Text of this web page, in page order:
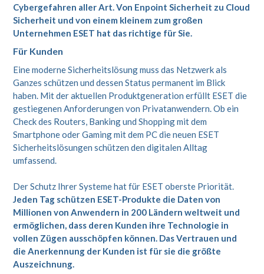
Cybergefahren aller Art. Von Enpoint Sicherheit zu Cloud
Sicherheit und von einem kleinem zum großen
Unternehmen ESET hat das richtige für Sie.
Für Kunden
Eine moderne Sicherheitslösung muss das Netzwerk als
Ganzes schützen und dessen Status permanent im Blick
haben. Mit der aktuellen Produktgeneration erfüllt ESET die
gestiegenen Anforderungen von Privatanwendern. Ob ein
Check des Routers, Banking und Shopping mit dem
Smartphone oder Gaming mit dem PC die neuen ESET
Sicherheitslösungen schützen den digitalen Alltag
umfassend.
Der Schutz Ihrer Systeme hat für ESET oberste Priorität.
Jeden Tag schützen ESET-Produkte die Daten von
Millionen von Anwendern in 200 Ländern weltweit und
ermöglichen, dass deren Kunden ihre Technologie in
vollen Zügen ausschöpfen können. Das Vertrauen und
die Anerkennung der Kunden ist für sie die größte
Auszeichnung.